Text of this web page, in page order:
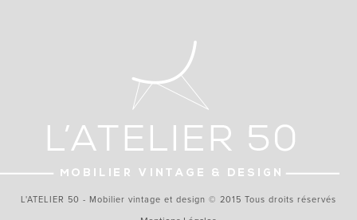
L'ATELIER 50 - Mobilier vintage et design © 2015 Tous droits réservés